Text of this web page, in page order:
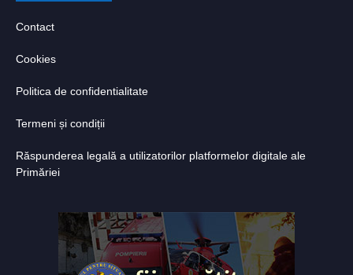
Contact
Cookies
Politica de confidentialitate
Termeni și condiții
Răspunderea legală a utilizatorilor platformelor digitale ale
Primăriei